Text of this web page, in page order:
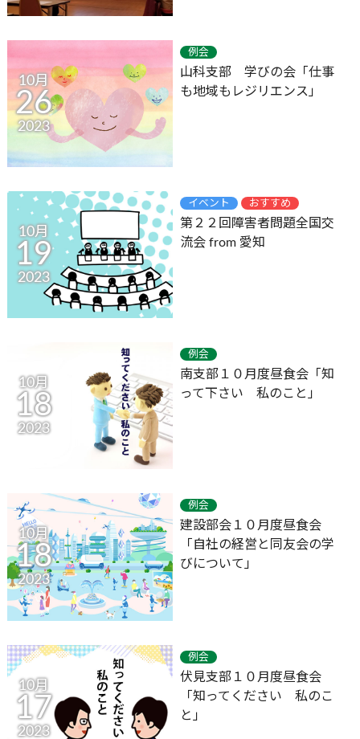
10月
26
2023
例会
山科支部 学びの会「仕事
も地域もレジリエンス」
10月
19
2023
イベント おすすめ
第２２回障害者問題全国交
流会 from 愛知
10月
18
2023
例会
南支部１０月度昼食会「知
って下さい 私のこと」
10月
18
2023
例会
建設部会１０月度昼食会
「自社の経営と同友会の学
びについて」
10月
17
2023
例会
伏見支部１０月度昼食会
「知ってください 私のこ
と」